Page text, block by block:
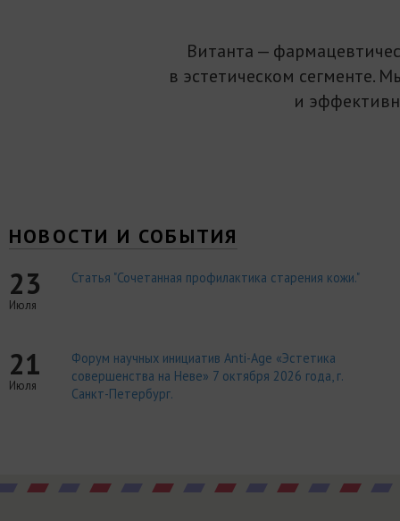
Витанта —
в эстетическом сегменте.
и
НОВОСТИ И СОБЫТИЯ
23
Июля
Статья "Сочетанная профилактика старения кожи."
21
Июля
Форум научных инициатив Anti-Age «Эстетика
совершенства на Неве» 7 октября 2026 года, г.
Санкт-Петербург.